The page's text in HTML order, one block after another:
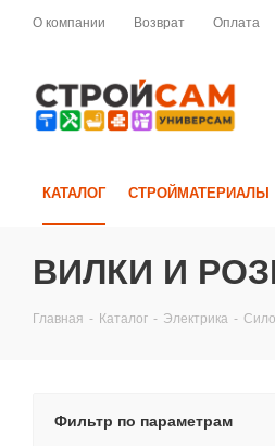
О компании Возврат Оплата
КАТАЛОГ СТРОЙМАТЕРИАЛЫ
ВИЛКИ И
Главная - Каталог - Электрика -
Фильтр по параметрам